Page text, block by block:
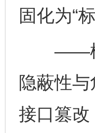
固化为“
——模
隐蔽性
接口篡